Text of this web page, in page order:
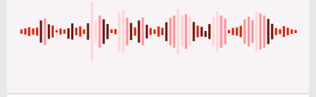
Kursusadministration
+45 72 20 30 00